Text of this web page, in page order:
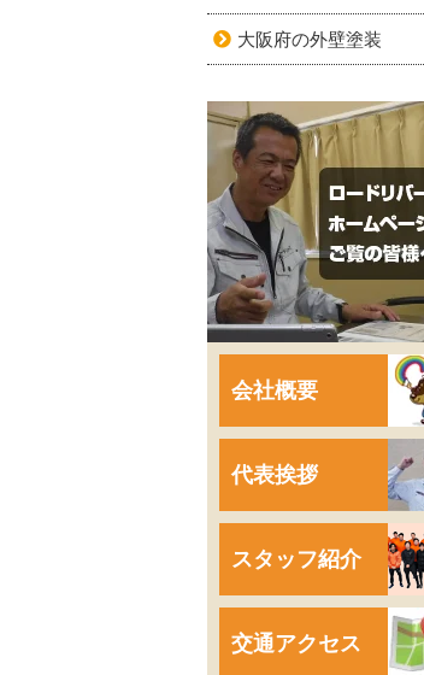
大阪府の外壁塗装
会社概要
代表挨拶
スタッフ紹介
交通アクセス